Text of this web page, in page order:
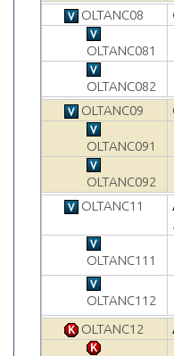
OLTANC08
OLTANC081
OLTANC082
OLTANC09
OLTANC091
OLTANC092
OLTANC11
OLTANC111
OLTANC112
OLTANC12